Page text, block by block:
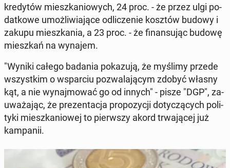
kre­dy­tów miesz­ka­nio­wych, 24 proc. - że przez ulgi po­
dat­ko­we umoż­li­wia­ją­ce od­li­cze­nie kosztów budowy i
zakupu miesz­ka­nia, a 23 proc. - że fi­nan­su­jąc budowę
miesz­kań na wynajem.
"Wyniki całego badania po­ka­zu­ją, że myślimy przede
wszyst­kim o wspar­ciu po­zwa­la­ją­cym zdobyć własny
kąt, a nie wy­naj­mo­wać go od innych" - pisze "DGP", za­
uwa­ża­jąc, że pre­zen­ta­cja pro­po­zy­cji do­ty­czą­cych po­li­
ty­ki miesz­ka­nio­wej to pierw­szy akord trwa­ją­cej już
kam­pa­nii.